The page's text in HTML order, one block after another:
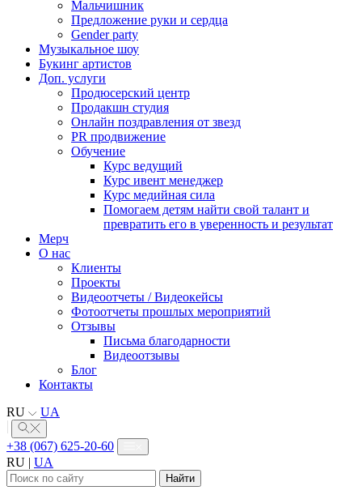
Мальчишник
Предложение руки и сердца
Gender party
Музыкальное шоу
Букинг артистов
Доп. услуги
Продюсерский центр
Продакшн студия
Онлайн поздравления от звезд
PR продвижение
Обучение
Курс ведущий
Курс ивент менеджер
Курс медийная сила
Помогаем детям найти свой талант и
превратить его в уверенность и результат
Мерч
О нас
Клиенты
Проекты
Видеоотчеты / Видеокейсы
Фотоотчеты прошлых мероприятий
Отзывы
Письма благодарности
Видеоотзывы
Блог
Контакты
RU
UA
+38 (067) 625-20-60
RU | UA
Найти: